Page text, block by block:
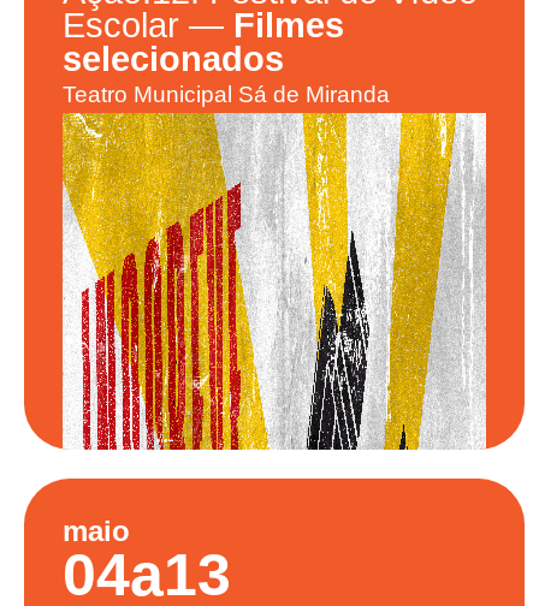
Escolar — Filmes
selecionados
Teatro Municipal Sá de Miranda
maio
04a13